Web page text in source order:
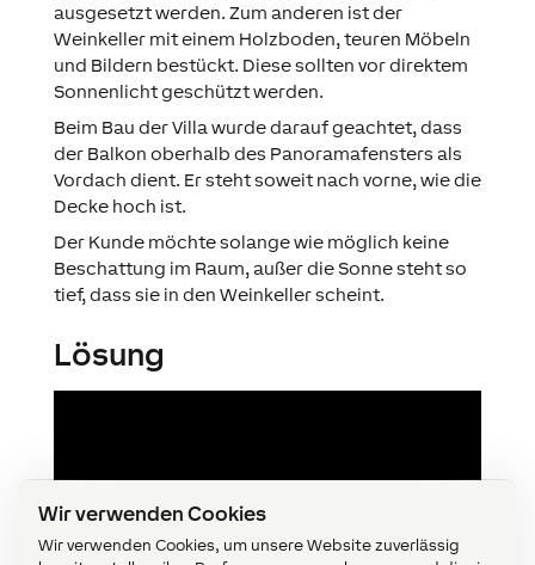
Wir verwenden Cookies
Wir verwenden Cookies, um unsere Website zuverlässig
ausgesetzt werden. Zum anderen ist der
Weinkeller mit einem Holzboden, teuren Möbeln
und Bildern bestückt. Diese sollten vor direktem
Sonnenlicht geschützt werden.
Beim Bau der Villa wurde darauf geachtet, dass
der Balkon oberhalb des Panoramafensters als
Vordach dient. Er steht soweit nach vorne, wie die
Decke hoch ist.
Der Kunde möchte solange wie möglich keine
Beschattung im Raum, außer die Sonne steht so
tief, dass sie in den Weinkeller scheint.
Lösung